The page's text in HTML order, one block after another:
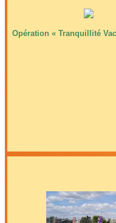
Opération « Tranquillité